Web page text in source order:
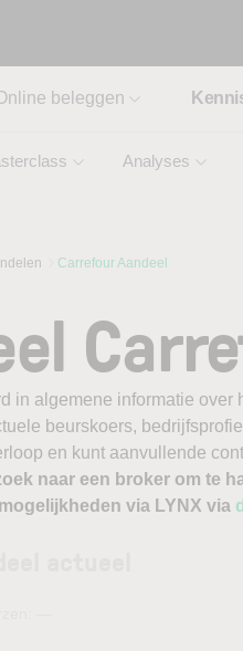
beleggen
Analyses
Carrefour Aandeel
in algemene informatie
beurskoers,
en kunt aanvullende
naar een broker om te
via LYNX via